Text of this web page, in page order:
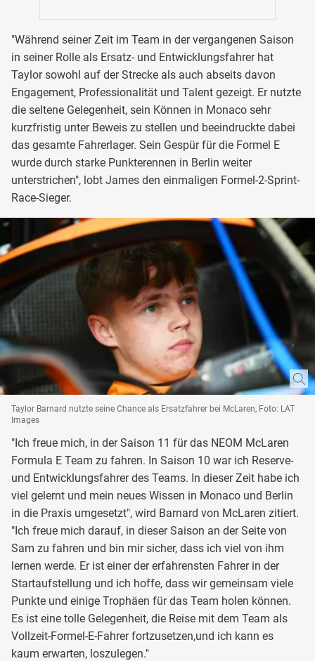
"Während seiner Zeit im Team in der vergangenen Saison
in seiner Rolle als Ersatz- und Entwicklungsfahrer hat
Taylor sowohl auf der Strecke als auch abseits davon
Engagement, Professionalität und Talent gezeigt. Er nutzte
die seltene Gelegenheit, sein Können in Monaco sehr
kurzfristig unter Beweis zu stellen und beeindruckte dabei
das gesamte Fahrerlager. Sein Gespür für die Formel E
wurde durch starke Punkterennen in Berlin weiter
unterstrichen", lobt James den einmaligen Formel-2-Sprint-
Race-Sieger.
Taylor Barnard nutzte seine Chance als Ersatzfahrer bei McLaren, Foto: LAT
Images
"Ich freue mich, in der Saison 11 für das NEOM McLaren
Formula E Team zu fahren. In Saison 10 war ich Reserve-
und Entwicklungsfahrer des Teams. In dieser Zeit habe ich
viel gelernt und mein neues Wissen in Monaco und Berlin
in die Praxis umgesetzt", wird Barnard von McLaren zitiert.
"Ich freue mich darauf, in dieser Saison an der Seite von
Sam zu fahren und bin mir sicher, dass ich viel von ihm
lernen werde. Er ist einer der erfahrensten Fahrer in der
Startaufstellung und ich hoffe, dass wir gemeinsam viele
Punkte und einige Trophäen für das Team holen können.
Es ist eine tolle Gelegenheit, die Reise mit dem Team als
Vollzeit-Formel-E-Fahrer fortzusetzen,und ich kann es
kaum erwarten, loszulegen."